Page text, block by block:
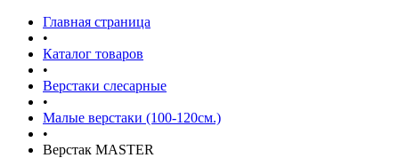
Главная страница
•
Каталог товаров
•
Верстаки слесарные
•
Малые верстаки (100-120см.)
•
Верстак MASTER